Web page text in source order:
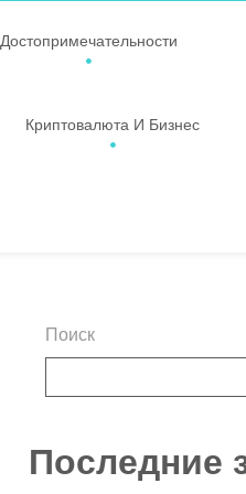
Достопримечательности
Криптовалюта И Бизнес
Поиск
Последние